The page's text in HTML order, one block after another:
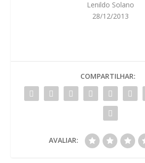
Lenildo Solano
28/12/2013
COMPARTILHAR:
AVALIAR: